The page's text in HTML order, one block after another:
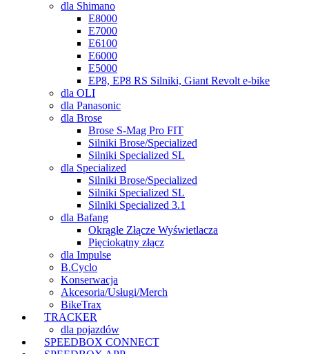
dla Shimano
E8000
E7000
E6100
E6000
E5000
EP8, EP8 RS Silniki, Giant Revolt e-bike
dla OLI
dla Panasonic
dla Brose
Brose S-Mag Pro FIT
Silniki Brose/Specialized
Silniki Specialized SL
dla Specialized
Silniki Brose/Specialized
Silniki Specialized SL
Silniki Specialized 3.1
dla Bafang
Okrągłe Złącze Wyświetlacza
Pięciokątny złącz
dla Impulse
B.Cyclo
Konserwacja
Akcesoria/Usługi/Merch
BikeTrax
TRACKER
dla pojazdów
SPEEDBOX CONNECT